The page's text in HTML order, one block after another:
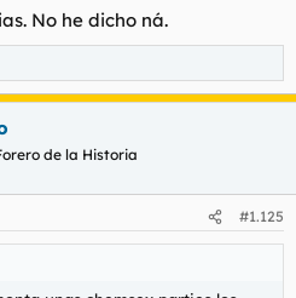
No he dicho ná.
de la Historia
#1.125